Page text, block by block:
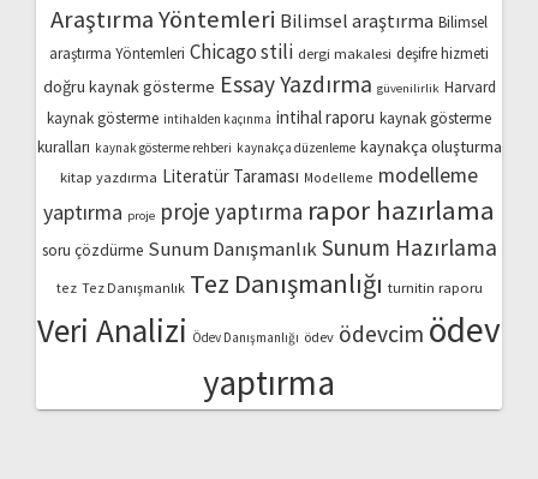
Araştırma Yöntemleri Bilimsel araştırma Bilimsel
araştırma Yöntemleri Chicago stili dergi makalesi deşifre hizmeti
doğru kaynak gösterme Essay Yazdırma güvenilirlik Harvard
kaynak gösterme intihalden kaçınma intihal raporu kaynak gösterme
kuralları kaynak gösterme rehberi kaynakça düzenleme kaynakça oluşturma
kitap yazdırma Literatür Taraması Modelleme modelleme
yaptırma proje proje yaptırma rapor hazırlama
soru çözdürme Sunum Danışmanlık Sunum Hazırlama
tez Tez Danışmanlık Tez Danışmanlığı turnitin raporu
Veri Analizi Ödev Danışmanlığı ödev ödevcim ödev
yaptırma